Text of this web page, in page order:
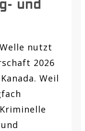
und
nutzt
2026
Weil